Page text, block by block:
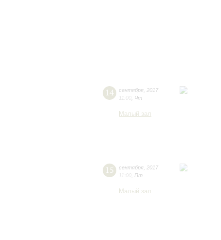
14 сентября 2017
11:00 Чт
Малый зал
15 сентября 2017
11:00 Пт
Малый зал